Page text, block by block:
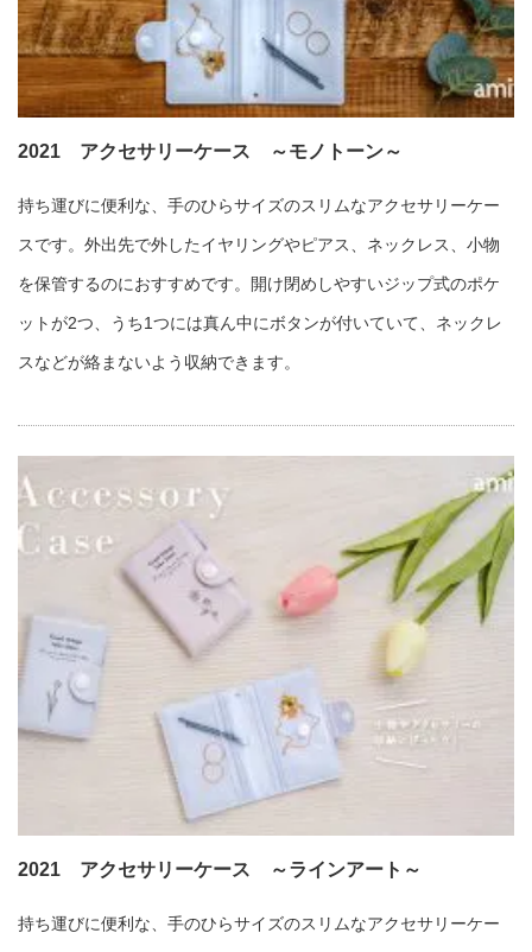
2021 アクセサリーケース ～モノトーン～
持ち運びに便利な、手のひらサイズのスリムなアクセサリーケー
スです。外出先で外したイヤリングやピアス、ネックレス、小物
を保管するのにおすすめです。開け閉めしやすいジップ式のポケ
ットが2つ、うち1つには真ん中にボタンが付いていて、ネックレ
スなどが絡まないよう収納できます。
2021 アクセサリーケース ～ラインアート～
持ち運びに便利な、手のひらサイズのスリムなアクセサリーケー